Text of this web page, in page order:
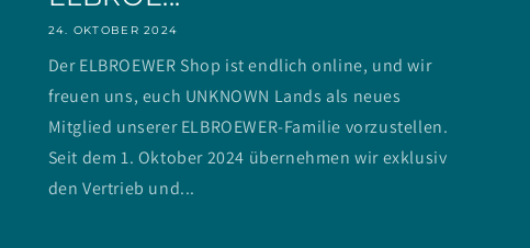
24. OKTOBER 2024
Der ELBROEWER Shop ist endlich online, und wir
freuen uns, euch UNKNOWN Lands als neues
Mitglied unserer ELBROEWER-Familie vorzustellen.
Seit dem 1. Oktober 2024 übernehmen wir exklusiv
den Vertrieb und...